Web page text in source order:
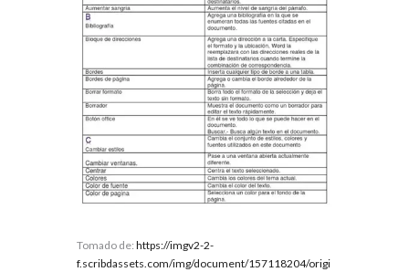
Tomado de: https://imgv2-2-
f.scribdassets.com/img/document/157118204/origi